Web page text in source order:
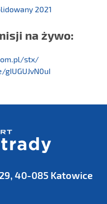
2021
na żywo:
stx/
40-085 Katowice